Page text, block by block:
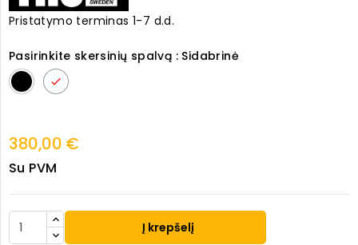
Pristatymo terminas 1-7 d.d.
Pasirinkite skersinių spalvą : Sidabrinė
JuodaSidabrinė
380,00 €
Su PVM
Į krepšelį